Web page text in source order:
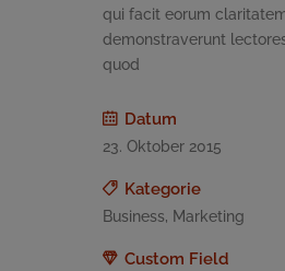
qui facit eorum
demonstraverunt
quod
Datum
23. Oktober 2015
Kategorie
Business, Marketing
Custom Field